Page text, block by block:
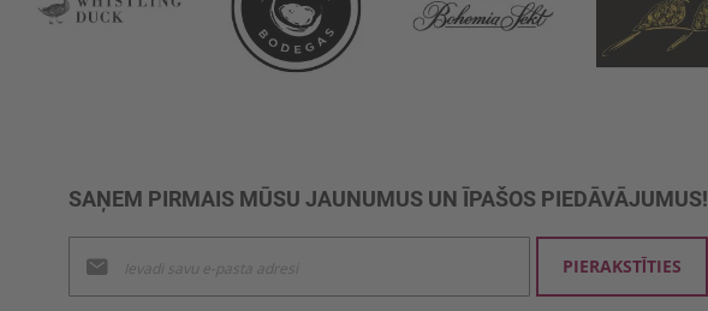
SAŅEM PIRMAIS MŪSU JAUNUMUS UN ĪPAŠOS PIEDĀVĀJUMUS!
jaunumu
saņemšanai:
PIERAKSTĪTIES